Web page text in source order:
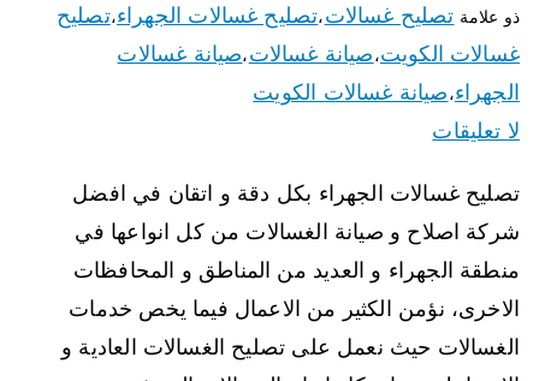
ذو علامة تصليح غسالات،تصليح غسالات الجهراء،تصليح
غسالات الكويت،صيانة غسالات،صيانة غسالات
الجهراء،صيانة غسالات الكويت
لا تعليقات
تصليح غسالات الجهراء بكل دقة و اتقان في افضل
شركة اصلاح و صيانة الغسالات من كل انواعها في
منطقة الجهراء و العديد من المناطق و المحافظات
الاخرى، نؤمن الكثير من الاعمال فيما يخص خدمات
الغسالات حيث نعمل على تصليح الغسالات العادية و